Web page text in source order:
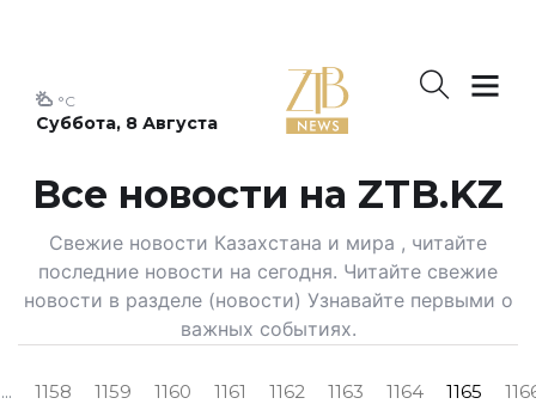
Суббота, 8 Августа
°C
Все новости на ZTB.KZ
Свежие новости Казахстана и мира , читайте
последние новости на сегодня. Читайте свежие
новости в разделе (новости) Узнавайте первыми о
важных событиях.
... 1158 1159 1160 1161 1162 1163 1164 1165